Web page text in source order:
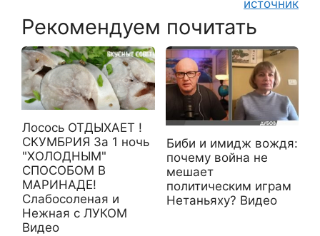
источник
Рекомендуем почитать
Лосось ОТДЫХАЕТ !
СКУМБРИЯ За 1 ночь
"ХОЛОДНЫМ"
СПОСОБОМ В
МАРИНАДЕ!
Слабосоленая и
Нежная с ЛУКОМ
Видео
Биби и имидж вождя:
почему война не
мешает
политическим играм
Нетаньяху? Видео